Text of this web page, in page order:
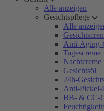
Alle anzeigen
Gesichtspflege
Alle
Anti-Aging-
Tagescreme
Nachtcreme
Gesichtsöl
24h-
Anti-Pickel-
BB- & CC-